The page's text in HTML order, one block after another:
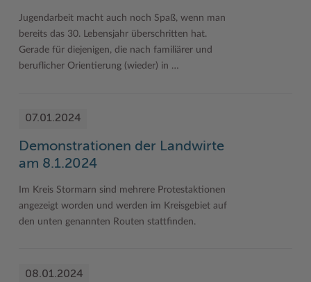
Formulare & Dokumente
Geodatenportale (Kreiskarte)
Leistungen
Lexikon
Wunsch-Kennzeichen ↗
Bildungskommune
Fotoarchiv
Lokales Wetter
Newsletter
Stellenangebote
Kreiskarte
Kreispräsident
Landrat
Sonderbereiche
Wahlen im Kreis
Initiativbewerbungen Verwaltung
Offene Stellen
Handwerk für nachhaltiges Wirtschaften
Klimaschutz beim Kreis Stormarn
Zahlen, Daten, Fakten
Kultur
Kulturelle Einrichtungen
Storchenhorste
Lieblingsplätze in der Metropolregion
Umlandscout Hamburg
Jugendarbeit macht auch noch Spaß, wenn man
bereits das 30. Lebensjahr überschritten hat.
Gerade für diejenigen, die nach familiärer und
beruflicher Orientierung (wieder) in …
07.01.2024
Demonstrationen der Landwirte
am 8.1.2024
Im Kreis Stormarn sind mehrere Protestaktionen
angezeigt worden und werden im Kreisgebiet auf
den unten genannten Routen stattfinden.
08.01.2024